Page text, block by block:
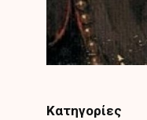
Κατηγορίες